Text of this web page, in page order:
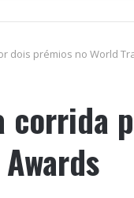
dois prémios no World
corrida